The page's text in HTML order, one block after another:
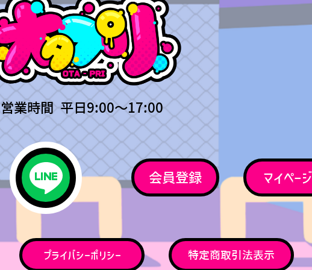
営業時間 平日9:00〜17:00
会員登録 マイページ
プライバシーポリシー 特定商取引法表示